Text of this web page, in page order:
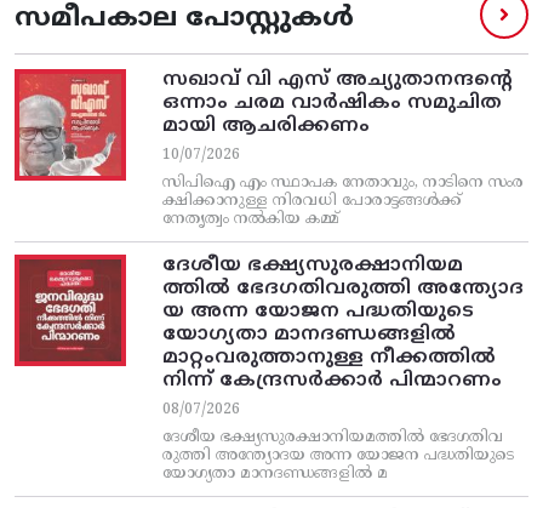
സമീപകാല പോസ്റ്റുകൾ
സഖാവ് വി എസ്‌ അച്യുതാനന്ദന്റെ
ഒന്നാം ചരമ വാര്‍ഷികം സമുചിത
മായി ആചരിക്കണം
10/07/2026
സിപിഐ എം സ്ഥാപക നേതാവും, നാടിനെ സംര
ക്ഷിക്കാനുള്ള നിരവധി പോരാട്ടങ്ങള്‍ക്ക്‌
നേതൃത്വം നല്‍കിയ കമ്മ്
ദേശീയ ഭക്ഷ്യസുരക്ഷാനിയമ
ത്തിൽ ഭേദഗതിവരുത്തി അന്ത്യോദ
യ അന്ന യോജന പദ്ധതിയുടെ
യോഗ്യതാ മാനദണ്ഡങ്ങളിൽ
മാറ്റംവരുത്താനുള്ള നീക്കത്തിൽ
നിന്ന്‌ കേന്ദ്രസർക്കാർ പിന്മാറണം
08/07/2026
ദേശീയ ഭക്ഷ്യസുരക്ഷാനിയമത്തിൽ ഭേദഗതിവ
രുത്തി അന്ത്യോദയ അന്ന യോജന പദ്ധതിയുടെ
യോഗ്യതാ മാനദണ്ഡങ്ങളിൽ മ